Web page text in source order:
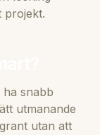
projekt.
snabb
utmanande
utan att